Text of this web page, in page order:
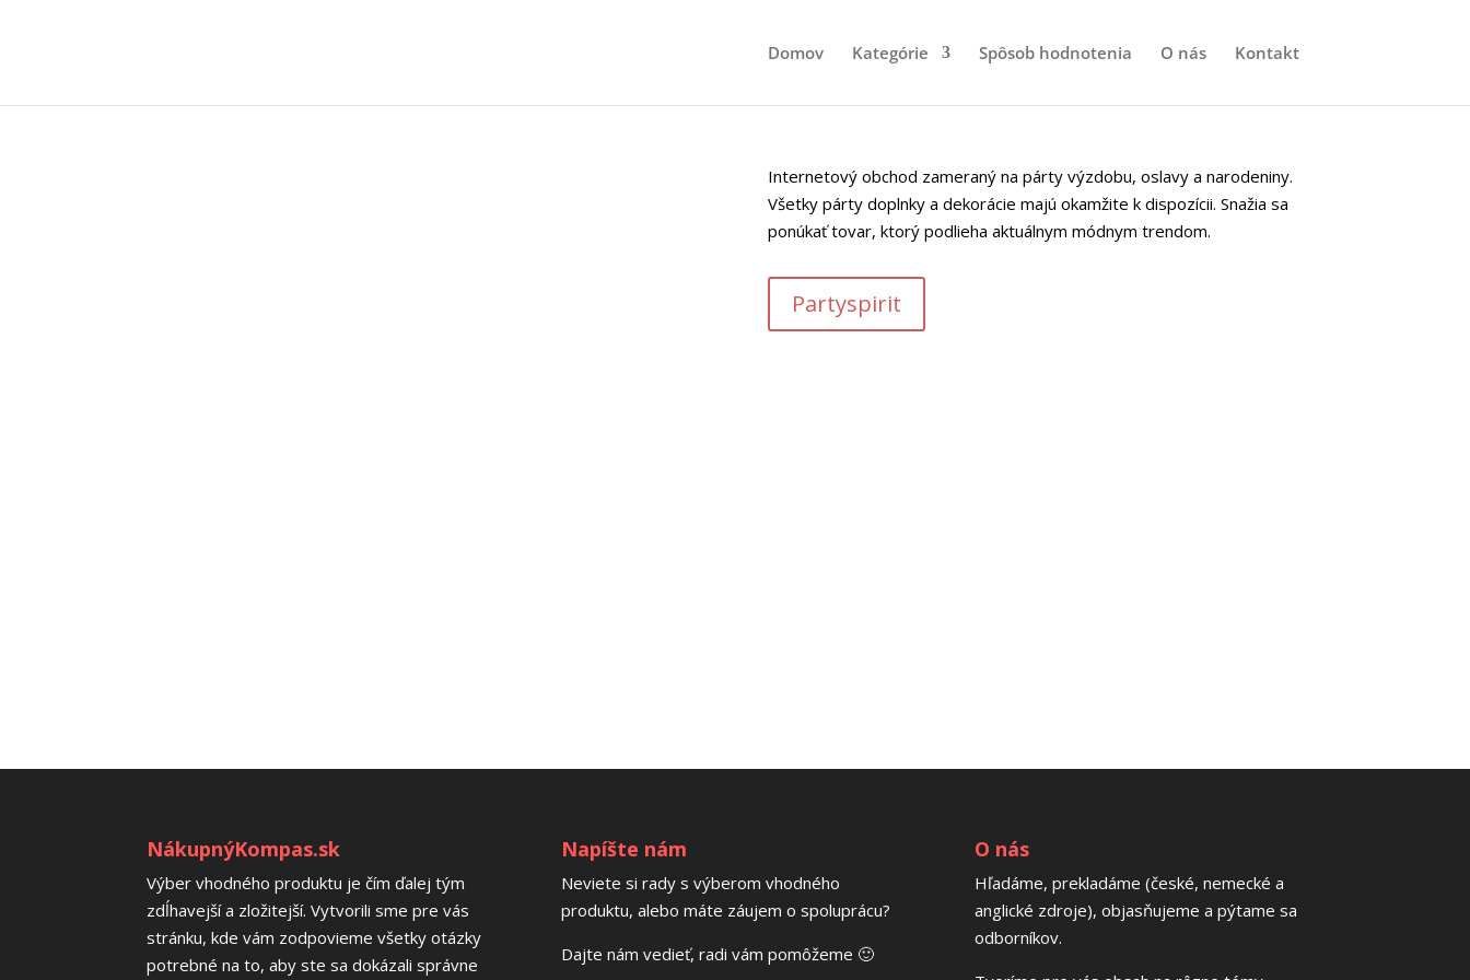
Domov Kategórie Spôsob hodnotenia O nás Kontakt
Internetový obchod zameraný na párty výzdobu, oslavy a narodeniny.
Všetky párty doplnky a dekorácie majú okamžite k dispozícii. Snažia sa
ponúkať tovar, ktorý podlieha aktuálnym módnym trendom.
Partyspirit
NákupnýKompas.sk
Výber vhodného produktu je čím ďalej tým
zdĺhavejší a zložitejší. Vytvorili sme pre vás
stránku, kde vám zodpovieme všetky otázky
potrebné na to, aby ste sa dokázali správne
Napíšte nám
Neviete si rady s výberom vhodného
produktu, alebo máte záujem o spoluprácu?
Dajte nám vedieť, radi vám pomôžeme 🙂
O nás
Hľadáme, prekladáme (české, nemecké a
anglické zdroje), objasňujeme a pýtame sa
odborníkov.